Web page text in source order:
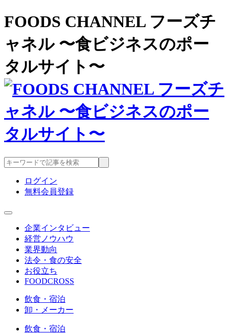
FOODS CHANNEL フーズチ
ャネル 〜食ビジネスのポー
タルサイト〜
ログイン
無料会員登録
企業インタビュー
経営ノウハウ
業界動向
法令・食の安全
お役立ち
FOODCROSS
飲食・宿泊
卸・メーカー
飲食・宿泊